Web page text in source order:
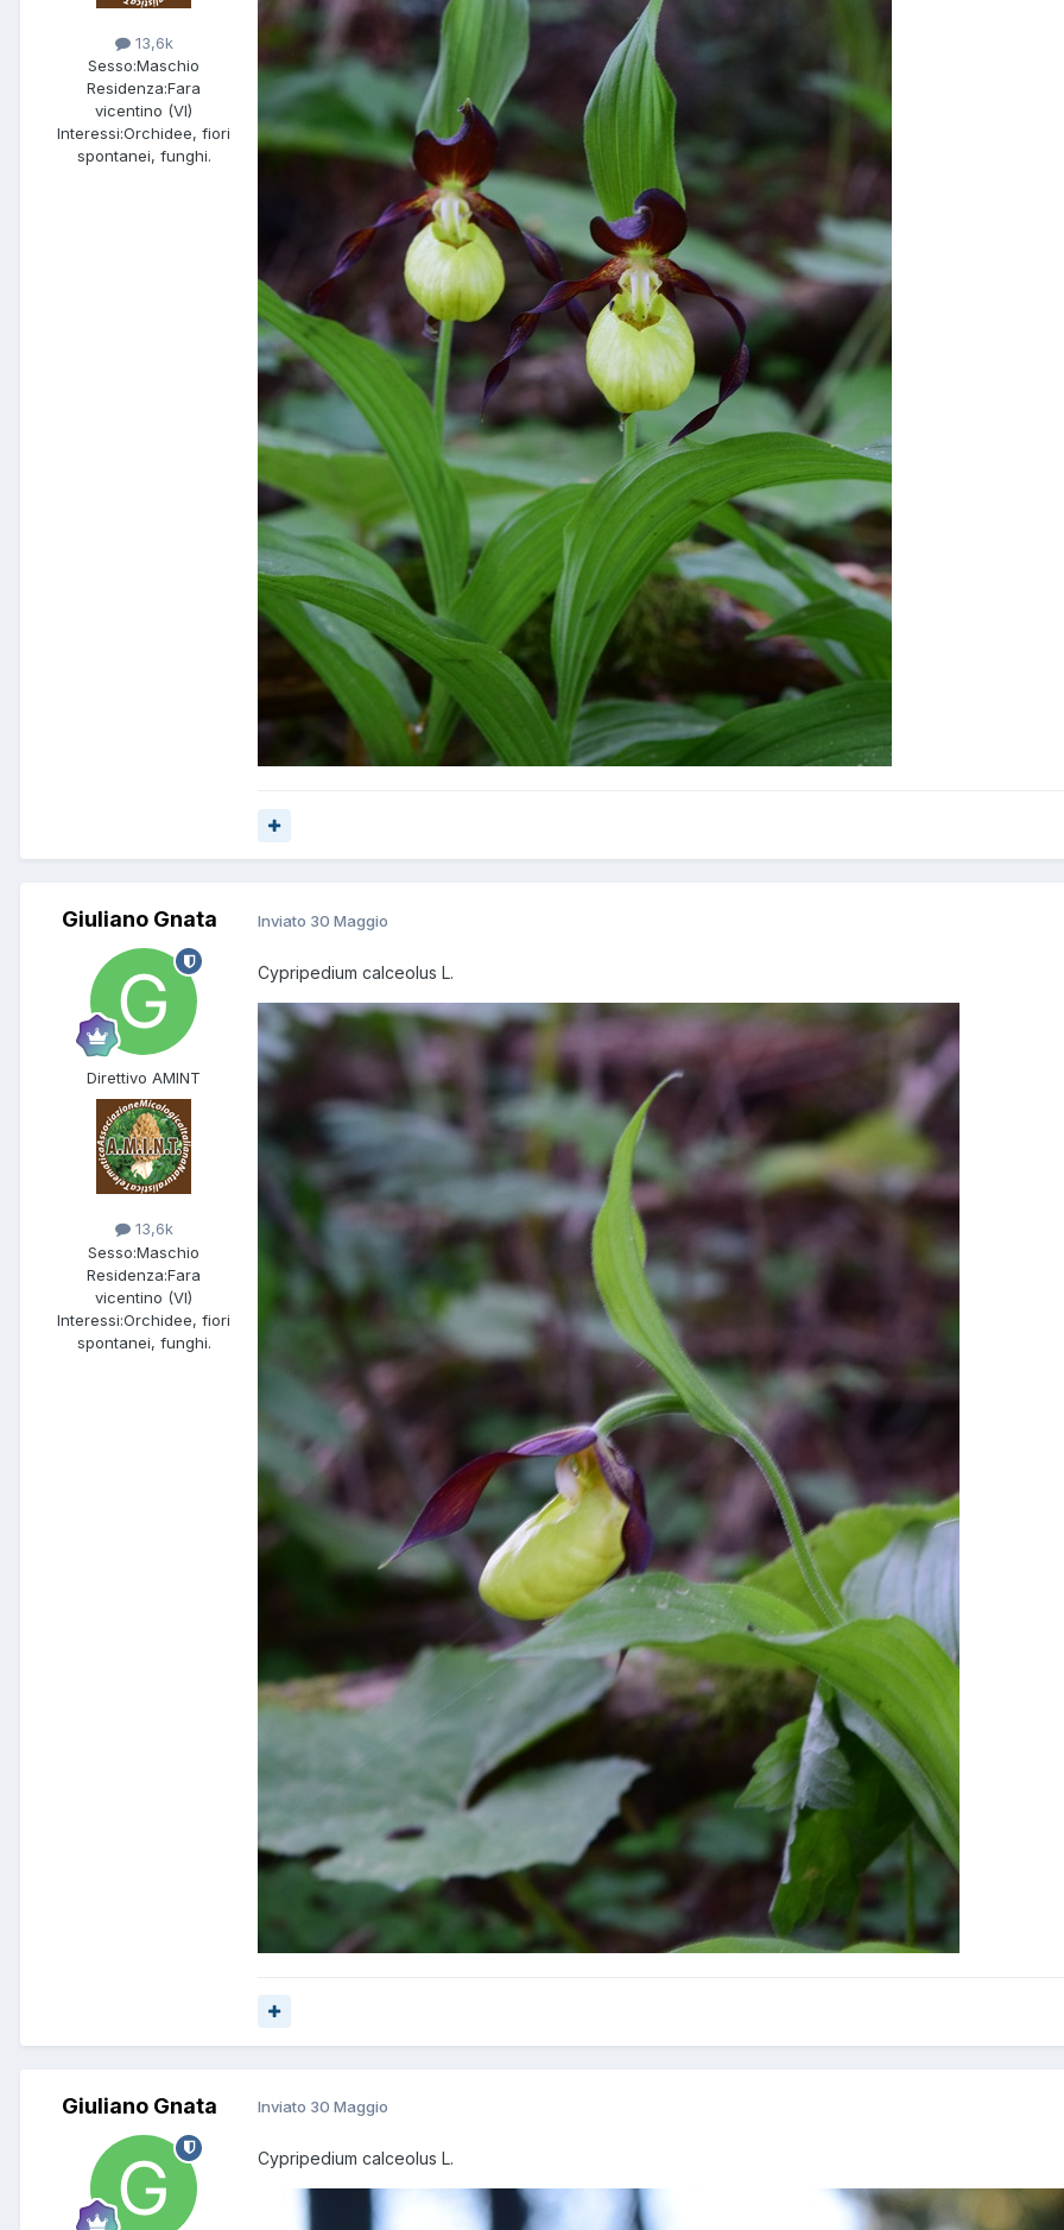
13,6k
Sesso:Maschio
Residenza:Fara
vicentino (VI)
Interessi:Orchidee, fiori
spontanei, funghi.
Giuliano Gnata
Direttivo AMINT
13,6k
Sesso:Maschio
Residenza:Fara
vicentino (VI)
Interessi:Orchidee, fiori
spontanei, funghi.
Inviato 30 Maggio
Cypripedium calceolus L.
Giuliano Gnata Inviato 30 Maggio
Cypripedium calceolus L.